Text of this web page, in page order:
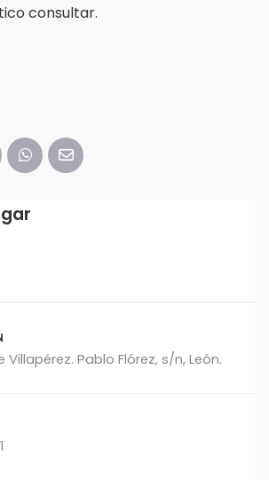
consultar.
Villapérez. Pablo Flórez, s/n, León.